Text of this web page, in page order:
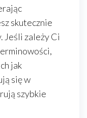
skutecznie
Jeśli zależy Ci
jak
się w
szybkie